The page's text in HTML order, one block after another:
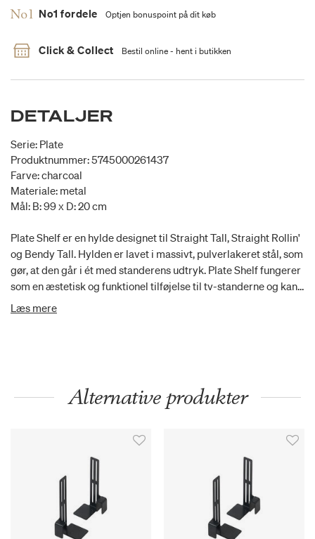
No1 fordele Optjen bonuspoint på dit køb
Click & Collect Bestil online - hent i butikken
DETALJER
Serie: Plate
Produktnummer: 5745000261437
Farve: charcoal
Materiale: metal
Mål: B: 99 x D: 20 cm
Plate Shelf er en hylde designet til Straight Tall, Straight Rollin'
og Bendy Tall. Hylden er lavet i massivt, pulverlakeret stål, som
gør, at den går i ét med standerens udtryk. Plate Shelf fungerer
som en æstetisk og funktionel tilføjelse til tv-standerne og kan
bruges til opbevaring af soundbar, tv-boks, spilkonsol eller
Læs mere
Alternative produkter